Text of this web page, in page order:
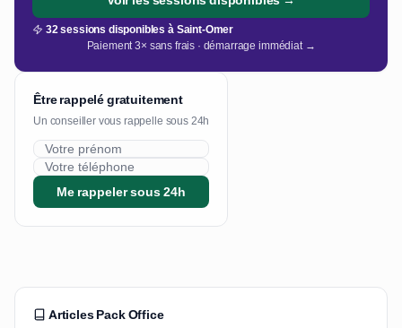
32 sessions disponibles à Saint-Omer
Paiement 3× sans frais · démarrage immédiat →
Être rappelé gratuitement
Un conseiller vous rappelle sous 24h
Me rappeler sous 24h
Articles Pack Office